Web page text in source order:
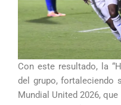
Con este resultado, la
del grupo, fortaleciendo
Mundial United 2026,